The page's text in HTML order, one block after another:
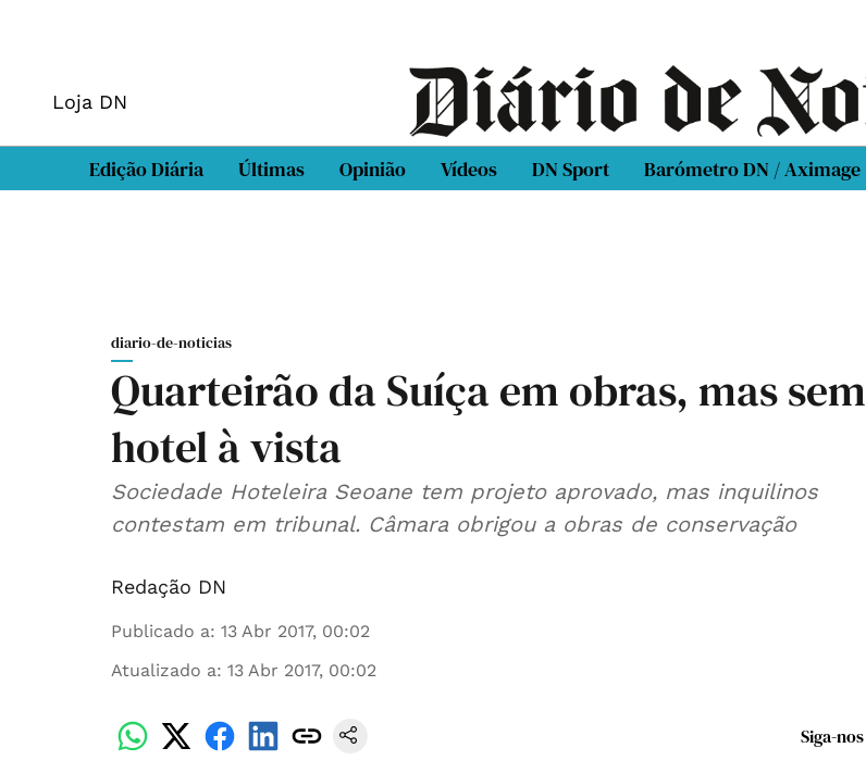
Loja DN
Edição Diária Últimas Opinião Vídeos DN Sport Barómetro DN / Aximage
diario-de-noticias
Quarteirão da Suíça em obras, mas sem
hotel à vista
Sociedade Hoteleira Seoane tem projeto aprovado, mas inquilinos
contestam em tribunal. Câmara obrigou a obras de conservação
Redação DN
Publicado a: 13 Abr 2017, 00:02
Atualizado a: 13 Abr 2017, 00:02
Siga-nos